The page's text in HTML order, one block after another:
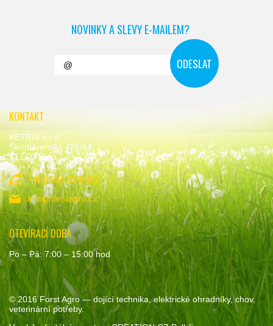
NOVINKY A SLEVY E-MAILEM?
KONTAKT
KETRIS s.r.o.
Škrobárenská 485/14,
617 00 Brno
+420 534 534 992
info@forstagro.cz
OTEVÍRACÍ DOBA
Po – Pá: 7:00 – 15:00 hod
© 2016Forst Agro— dojící technika, elektrické ohradníky, chov,
veterinární potřeby.